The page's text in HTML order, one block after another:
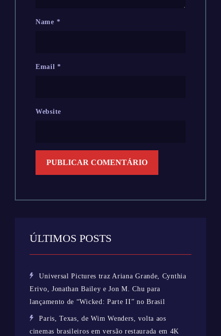
Name *
Email*
Website
ÚLTIMOS POSTS
Universal Pictures traz Ariana Grande, Cynthia
Erivo, Jonathan Bailey e Jon M. Chu para
lançamento de “Wicked: Parte II” no Brasil
Paris, Texas, de Wim Wenders, volta aos
cinemas brasileiros em versão restaurada em 4K